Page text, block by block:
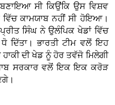
ਸੀ ਕਿਉਂਕਿ ਉਸ ਵਿਸ਼ਵ
ਕਾਮਯਾਬ ਨਹੀਂ ਸੀ ਹੋਇਆ।
ਸਿੰਘ ਨੇ ਉਲੰਪਿਕ ਖੇਡਾਂ ਵਿੱਚ
ਦਿੱਤਾ। ਭਾਰਤੀ ਟੀਮ ਵਲੋਂ ਇਹ
ਦੀ ਖੇਡ ਨੂੰ ਹੋਰ ਤਵੱਜੋ ਮਿਲੇਗੀ
ਸਰਕਾਰ ਵਲੋਂ ਇਕ ਇਕ ਕਰੋੜ